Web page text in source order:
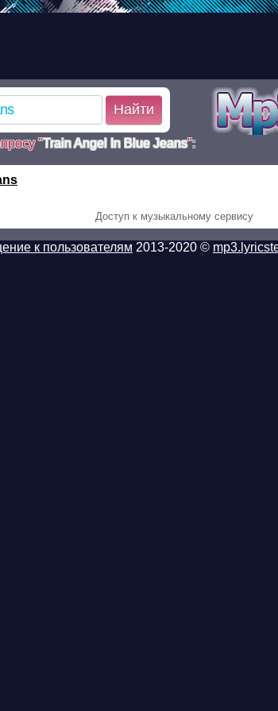
poisk.php on line 110 Warning: mkdir(): No
Найти
"Train Angel In Blue Jeans":
Доступ к музыкальному сервису
к пользователям 2013-2020 ©